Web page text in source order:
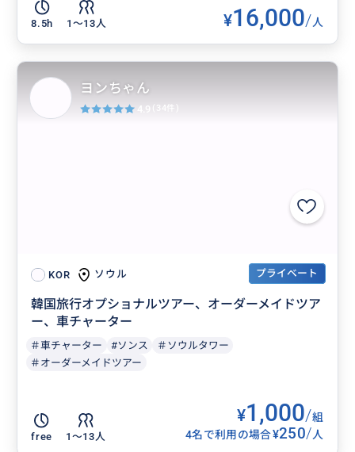
8.5h 1〜13人 ¥16,000/人
KOR ソウル プライベート
韓国旅行オプショナルツアー、オーダーメイドツア
ー、車チャーター
＃車チャーター #ソンス
＃ソウルタワー
＃オーダーメイドツアー
free 1〜13人
¥1,000/組
4名で利用の場合¥250/人
ヨンちゃん
4.9 (34件)